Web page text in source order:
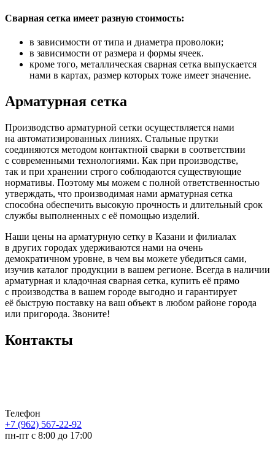
Сварная сетка имеет разную стоимость:
в зависимости от типа и диаметра проволоки;
в зависимости от размера и формы ячеек.
кроме того, металлическая сварная сетка выпускается
нами в картах, размер которых тоже имеет значение.
Арматурная сетка
Производство арматурной сетки осуществляется нами
на автоматизированных линиях. Стальные прутки
соединяются методом контактной сварки в соответствии
с современными технологиями. Как при производстве,
так и при хранении строго соблюдаются существующие
нормативы. Поэтому мы можем с полной ответственностью
утверждать, что производимая нами арматурная сетка
способна обеспечить высокую прочность и длительный срок
службы выполненных с её помощью изделий.
Наши цены на арматурную сетку в Казани и филиалах
в других городах удерживаются нами на очень
демократичном уровне, в чем вы можете убедиться сами,
изучив каталог продукции в вашем регионе. Всегда в наличии
арматурная и кладочная сварная сетка, купить её прямо
с производства в вашем городе выгодно и гарантирует
её быструю поставку на ваш объект в любом районе города
или пригорода. Звоните!
Контакты
Телефон
+7 (962) 567-22-92
пн-пт с 8:00 до 17:00